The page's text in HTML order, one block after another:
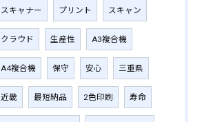
スキャナー プリント スキャン
クラウド 生産性 A3複合機
A4複合機 保守 安心 三重県
近畿 最短納品 2色印刷 寿命